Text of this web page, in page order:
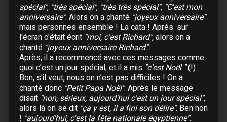
08 Novembre : Pau
09 Novembre : Toulouse
10 Novembre :Toulouse
12 Novembre :Paris- Zénith
13 Novembre :Paris- Zénith
14 Novembre :Paris- Zénith
15 Novembre :Paris- Zénith
16 Novembre :Paris- Zénith
18 Novembre : Paris - Zénith
spécial", "très spécial", "très très spécial", "C'est mon
anniversaire". Alors on a chanté "joyeux anniversaire"
mais personnes ensemble ! La cata ! Après. sur
l'écran c'était écrit "moi, c'est Richard", alors on a
chanté "joyeux anniversaire Richard".
Après, il a recommencé avec ces messages comme
quoi c’est un jour spécial, et il a mis "c’est Noël "(!)
Bon, s'il veut, nous on n’est pas difficiles ! On a
chanté donc "Petit Papa Noël". Après le message
disait "non, sérieux, aujourd'hui c'est un jour spécial",
alors là on se dit "ça y est, il a fini son délire". Ben non
! "aujourd'hui, c'est la fête nationale égyptienne".